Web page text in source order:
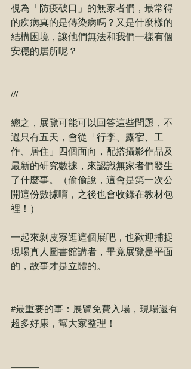
視為「防疫破口」的無家者們，最常得
的疾病真的是傳染病嗎？又是什麼樣的
結構困境，讓他們無法和我們一樣有個
安穩的居所呢？
///
總之，展覽可能可以回答這些問題，不
過只有五天，會從「行李、露宿、工
作、居住」四個面向，配搭攝影作品及
最新的研究數據，來認識無家者們發生
了什麼事。（偷偷說，這會是第一次公
開這份數據唷，之後也會收錄在教材包
裡！）
一起來剝皮寮逛這個展吧，也歡迎捕捉
現場真人圖書館講者，畢竟展覽是平面
的，故事才是立體的。
#最重要的事 ：展覽免費入場，現場還有
超多好康，幫大家整理！
—————————————————
———